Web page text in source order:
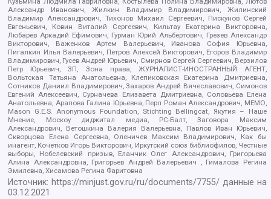
Александр Иванович, Жилкин Владимир Владимирович, Жилинский
Владимир Александрович, Тихонов Михаил Сергеевич, Пискунов Сергей
Евгеньевич, Ковин Виталий Сергеевич, Кильтау Екатерина Викторовна,
Любарев Аркадий Ефимович, Гурман Юрий Альбертович, Грезев Александр
Викторович, Важенков Артем Валерьевич, Иванова София Юрьевна,
Пигалкин Илья Валерьевич, Петров Алексей Викторович, Егоров Владимир
Владимирович, Гусев Андрей Юрьевич, Смирнов Сергей Сергеевич, Верзилов
Петр Юрьевич, ЗП, Зона права, ЖУРНАЛИСТ-ИНОСТРАННЫЙ АГЕНТ,
Вольтская Татьяна Анатольевна, Клепиковская Екатерина Дмитриевна,
Сотников Даниил Владимирович, Захаров Андрей Вячеславович, Симонов
Евгений Алексеевич, Сурначева Елизавета Дмитриевна, Соловьева Елена
Анатольевна, Арапова Галина Юрьевна, Перл Роман Александрович, МЕМО,
Mason G.E.S. Anonymous Foundation, Stichting Bellingcat, Якутия – Наше
Мнение, Москоу диджитал медиа, РС-Балт, Заговора Максим
Александрович, Ветошкина Валерия Валерьевна, Павлов Иван Юрьевич,
Скворцова Елена Сергеевна, Оленичев Максим Владимирович, Как бы
инагент, Кочетков Игорь Викторович, Иркутский союз библиофилов, Честные
выборы, Нобелевский призыв, Еланчик Олег Александрович, Григорьева
Алина Александровна, Григорьев Андрей Валерьевич , Гималова Регина
Эмилевна, Хисамова Регина Фаритовна
Источник: https://minjust.gov.ru/ru/documents/7755/ данные на
03.12.2021